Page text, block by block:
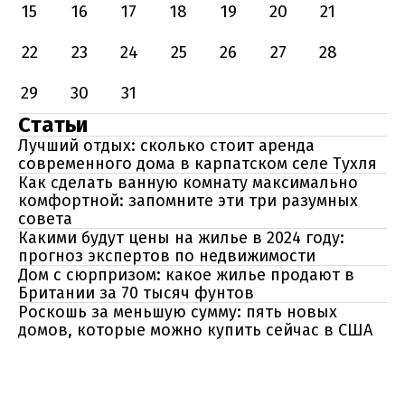
15
16 17 18 19 20
21
22
23 24 25 26 27
28
29
30 31
Статьи
Лучший отдых: сколько стоит аренда
современного дома в карпатском селе Тухля
Как сделать ванную комнату максимально
комфортной: запомните эти три разумных
совета
Какими будут цены на жилье в 2024 году:
прогноз экспертов по недвижимости
Дом с сюрпризом: какое жилье продают в
Британии за 70 тысяч фунтов
Роскошь за меньшую сумму: пять новых
домов, которые можно купить сейчас в США